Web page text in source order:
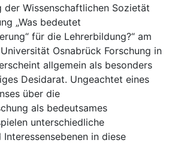
der Wissenschaftlichen Sozietät
„Was bedeutet
für die Lehrerbildung?“ am
Osnabrück Forschung in
allgemein als besonders
Desidarat. Ungeachtet eines
über die
als bedeutsames
unterschiedliche
in diese